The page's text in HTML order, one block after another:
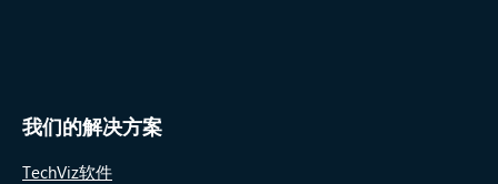
我们的解决方案
TechViz软件